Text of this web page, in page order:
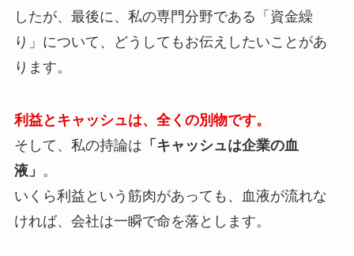
したが、最後に、私の専門分野である「資金繰
り」について、どうしてもお伝えしたいことがあ
ります。
利益とキャッシュは、全くの別物です。
そして、私の持論は 「キャッシュは企業の血
液」 。
いくら利益という筋肉があっても、血液が流れな
ければ、会社は一瞬で命を落とします。